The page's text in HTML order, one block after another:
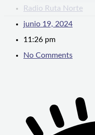
Radio Ruta Norte
junio 19, 2024
11:26 pm
No Comments